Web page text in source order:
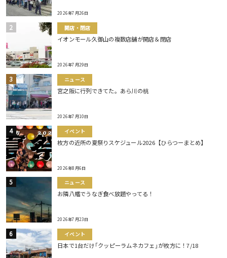
2026年7月26日
開店・閉店
イオンモール久御山の複数店舗が開店＆閉店
2026年7月29日
ニュース
宮之阪に行列できてた。あら川の桃
2026年7月10日
イベント
枚方の近所の夏祭りスケジュール2026【ひらつーまとめ】
2026年8月6日
ニュース
お隣八幡でうなぎ食べ放題やってる！
2026年7月23日
イベント
日本で1台だけ｢クッピーラムネカフェ｣が枚方に！7/18